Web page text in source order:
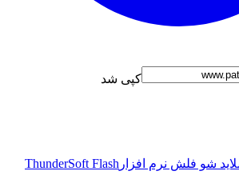
کپی شد
شو فلش نرم افزار ThunderSoft Flash